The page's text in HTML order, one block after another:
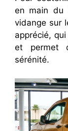
en main du
vidange sur
apprécié,
et permet
sérénité.